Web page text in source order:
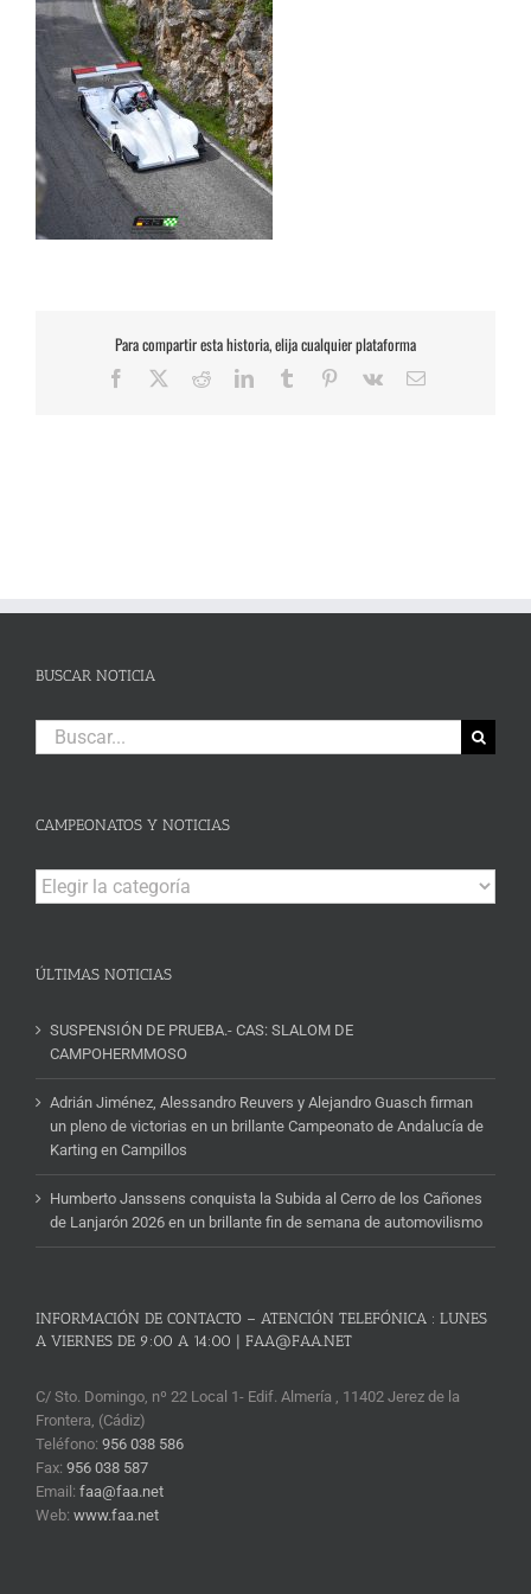
Para compartir esta historia, elija cualquier plataforma
Facebook RedditLinkedInTumblr Pinterest
Vk
Correo
BUSCAR NOTICIA
Buscar:
CAMPEONATOS Y NOTICIAS
Campeonatos
y
ÚLTIMAS NOTICIAS
SUSPENSIÓN DE PRUEBA.- CAS: SLALOM DE
CAMPOHERMMOSO
Adrián Jiménez, Alessandro Reuvers y Alejandro Guasch firman
un pleno de victorias en un brillante Campeonato de Andalucía de
Karting en Campillos
Humberto Janssens conquista la Subida al Cerro de los Cañones
de Lanjarón 2026 en un brillante fin de semana de automovilismo
INFORMACIÓN DE CONTACTO – ATENCIÓN TELEFÓNICA : LUNES
A VIERNES DE 9:00 A 14:00 | FAA@FAA.NET
C/ Sto. Domingo, nº 22 Local 1- Edif. Almería , 11402 Jerez de la
Frontera, (Cádiz)
Teléfono: 956 038 586
Fax: 956 038 587
Email: faa@faa.net
Web: www.faa.net